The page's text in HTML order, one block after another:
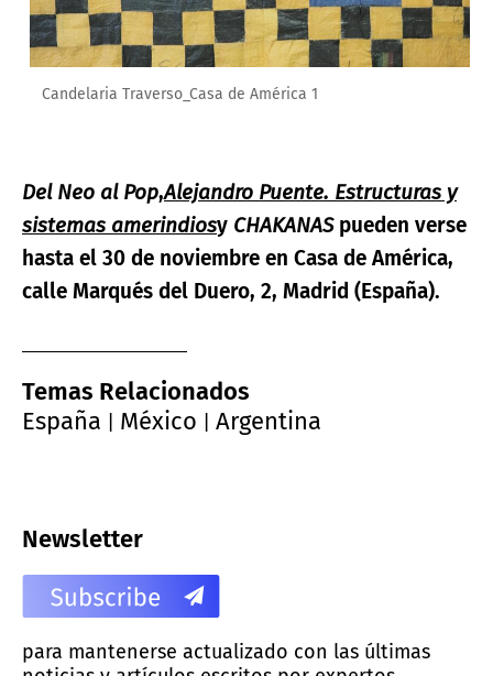
Candelaria Traverso_Casa de América 1
Del Neo al Pop,Alejandro Puente. Estructuras y
sistemas amerindiosy CHAKANASpueden verse
hasta el 30 de noviembre en Casa de América,
calle Marqués del Duero, 2, Madrid (España).
Temas Relacionados
España
México Argentina
Newsletter
para mantenerse actualizado con las últimas